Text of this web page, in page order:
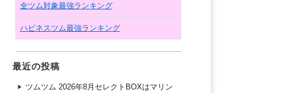
全ツム対象最強ランキング
ハピネスツム最強ランキング
最近の投稿
ツムツム 2026年8月セレクトBOXはマリン